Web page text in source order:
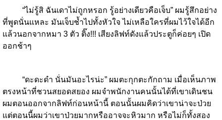
“ไม่รู้สิ ฉันเดาไม่ถูกหรอก รู้อย่างเดียวคือเจ็บ” ผมรู้สึกอย่าง
ที่พูดนั่นแหละ มันเจ็บช้ำไปทั้งหัวใจ ไม่เหลือใครที่ผมไว้ใจได้อีก
แล้วนอกจากหมา 3 ตัว ติ๊ง!!! เสียงลิฟท์ดังแล้วประตูก็ค่อยๆ เปิด
ออกช้าๆ
“ดะดะดำ นั่นมันอะไรน่ะ” ผมตะกุกตะกักถาม เมื่อเห็นภาพ
ตรงหน้าที่ชวนสยอดสยอง ผมจำพนักงานคนนั้นได้ที่เขาเดินชน
ผมตอนออกจากลิฟท์ก่อนหน้านี้ ตอนนั้นผมคิดว่าเขาน่าจะป่วย
แต่ตอนนี้ผมว่าเขาป่วยมากหรืออาจจะหิวมาก หรือไม่ก็ทั้งสอง